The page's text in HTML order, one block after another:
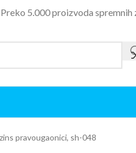
Preko 5.000 proizvoda spremnih
pravougaonici, sh-048